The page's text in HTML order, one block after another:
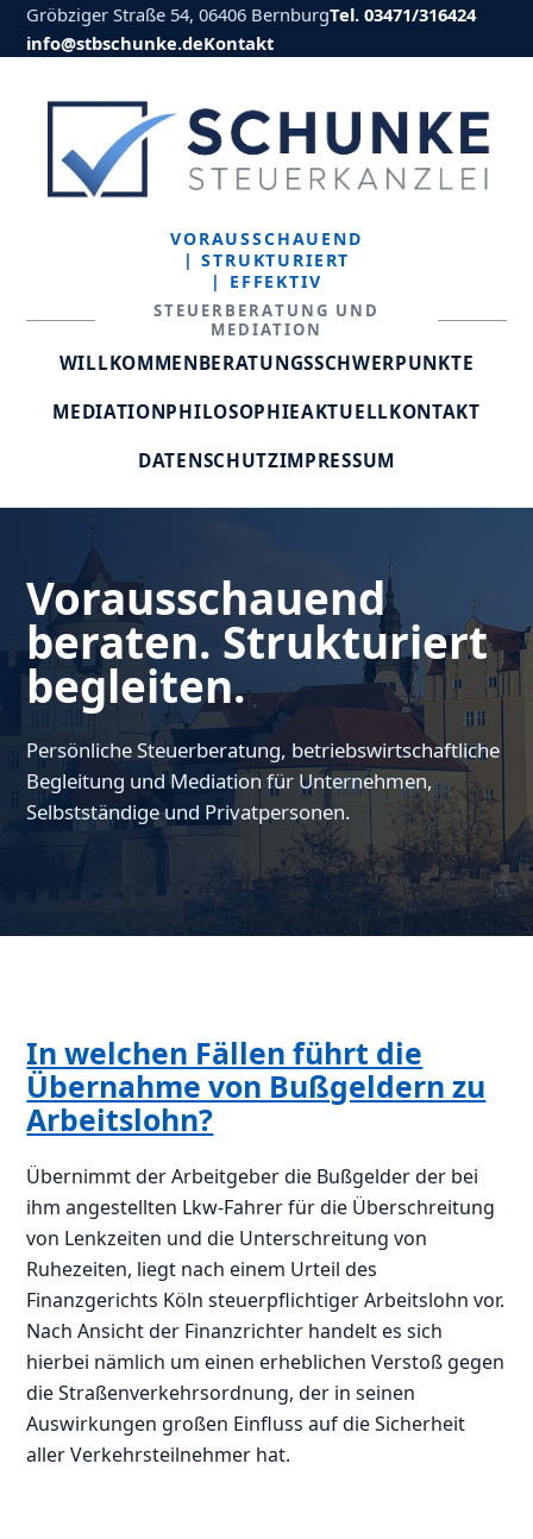
Gröbziger Straße 54, 06406 BernburgTel. 03471/316424
info@stbschunke.deKontakt
VORAUSSCHAUEND
| STRUKTURIERT
| EFFEKTIV
STEUERBERATUNG UND
MEDIATION
WILLKOMMENBERATUNGSSCHWERPUNKTE
MEDIATIONPHILOSOPHIEAKTUELLKONTAKT
DATENSCHUTZIMPRESSUM
Vorausschauend
beraten. Strukturiert
begleiten.
Persönliche Steuerberatung, betriebswirtschaftliche
Begleitung und Mediation für Unternehmen,
Selbstständige und Privatpersonen.
In welchen Fällen führt die
Übernahme von Bußgeldern zu
Arbeitslohn?
Übernimmt der Arbeitgeber die Bußgelder der bei
ihm angestellten Lkw-Fahrer für die Überschreitung
von Lenkzeiten und die Unterschreitung von
Ruhezeiten, liegt nach einem Urteil des
Finanzgerichts Köln steuerpflichtiger Arbeitslohn vor.
Nach Ansicht der Finanzrichter handelt es sich
hierbei nämlich um einen erheblichen Verstoß gegen
die Straßenverkehrsordnung, der in seinen
Auswirkungen großen Einfluss auf die Sicherheit
aller Verkehrsteilnehmer hat.